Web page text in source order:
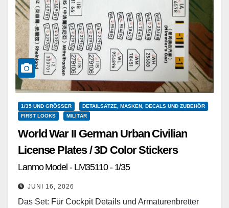
1/35 UND GRÖSSER
DETAILSÄTZE, MASKEN, DECALS UND ZUBEHÖR
FIRST LOOKS
MILITÄR
World War II German Urban Civilian
License Plates / 3D Color Stickers
Lanmo Model - LM35110 - 1/35
JUNI 16, 2026
Das Set: Für Cockpit Details und Armaturenbretter